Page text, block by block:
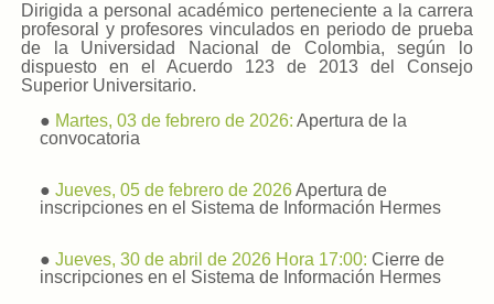
Dirigida a personal académico perteneciente a la carrera
profesoral y profesores vinculados en periodo de prueba
de la Universidad Nacional de Colombia, según lo
dispuesto en el Acuerdo 123 de 2013 del Consejo
Superior Universitario.
● Martes, 03 de febrero de 2026: Apertura de la
convocatoria
● Jueves, 05 de febrero de 2026Apertura de
inscripciones en el Sistema de Información Hermes
● Jueves, 30 de abril de 2026 Hora 17:00: Cierre de
inscripciones en el Sistema de Información Hermes